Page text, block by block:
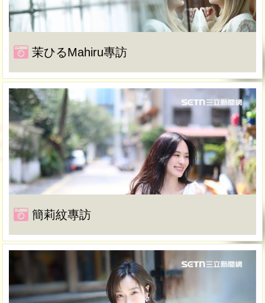
茉ひるMahiru專訪
簡莉紋專訪